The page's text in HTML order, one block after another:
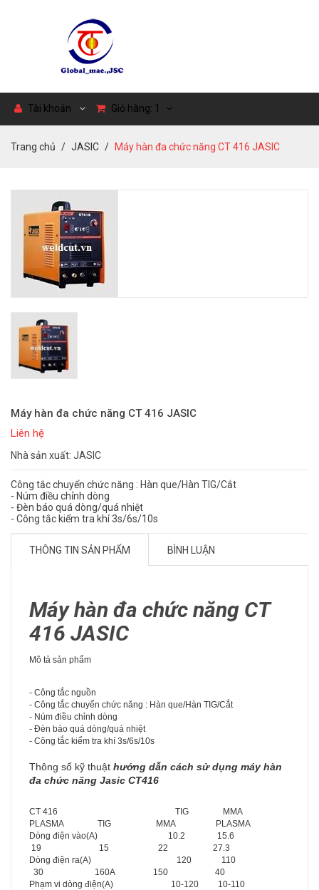
Tài khoản Giỏ hàng: 1
Trang chủ JASIC Máy hàn đa chức năng CT 416 JASIC
Máy hàn đa chức năng CT 416 JASIC
Liên hệ
Nhà sản xuất: JASIC
Công tắc chuyển chức năng : Hàn que/Hàn TIG/Cắt
- Núm điều chỉnh dòng
- Đèn báo quá dòng/quá nhiệt
- Công tắc kiểm tra khí 3s/6s/10s
THÔNG TIN SẢN PHẨM BÌNH LUẬN
Máy hàn đa chức năng CT
416 JASIC
Mô tả sản phẩm
- Công tắc nguồn
- Công tắc chuyển chức năng : Hàn que/Hàn TIG/Cắt
- Núm điều chỉnh dòng
- Đèn báo quá dòng/quá nhiệt
- Công tắc kiểm tra khí 3s/6s/10s
Thông số kỹ thuật hướng dẫn cách sử dụng máy hàn
đa chức năng Jasic CT416
CT 416 TIG MMA
PLASMA TIG MMA PLASMA
Dòng điện vào(A) 10.2 15.6
19 15 22 27.3
Dòng điện ra(A) 120 110
30 160A 150 40
Phạm vi dòng điện(A) 10-120 10-110